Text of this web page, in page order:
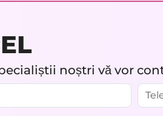
noștri vă vor